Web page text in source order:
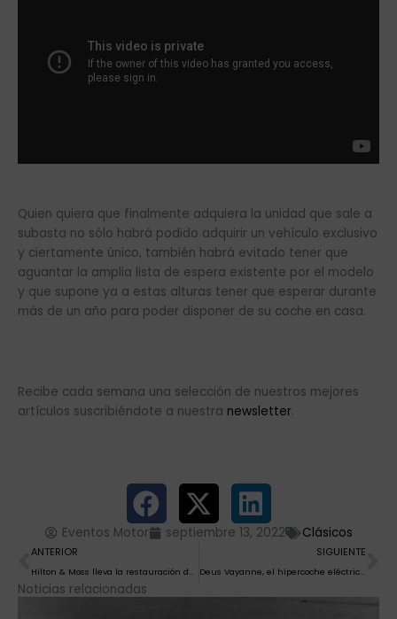
Quien quiera que finalmente adquiera la unidad que sale a
subasta no sólo habrá podido adquirir un vehículo exclusivo
y ciertamente único, también habrá evitado tener que
aguantar la amplia lista de espera existente por el modelo
y que supone ya a estas alturas tener que esperar durante
más de un año para poder disponer de su coche en casa.
Recibe cada semana una selección de nuestros mejores
artículos suscribiéndote a nuestra newsletter.
Eventos Motor septiembre 13, 2022 Clásicos
Ant
ANTERIOR
Hilton & Moss lleva la restauración de un Jaguar XK 120 a su máxima expresión
SIGUIENTE
Deus Vayanne, el hípercoche eléctrico más potente llegará en 2025
Noticias relacionadas